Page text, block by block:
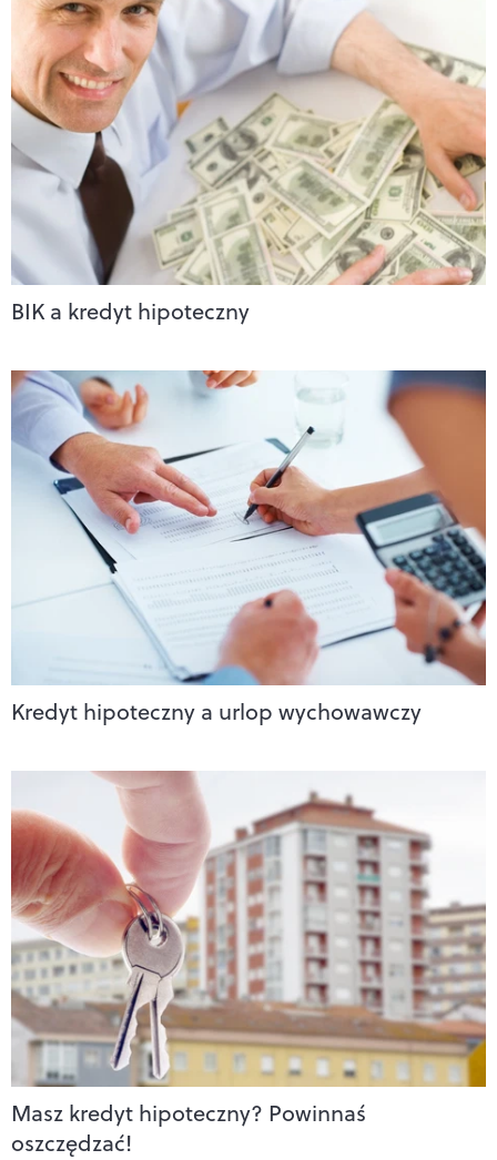
BIK a kredyt hipoteczny
Kredyt hipoteczny a urlop wychowawczy
Masz kredyt hipoteczny? Powinnaś
oszczędzać!